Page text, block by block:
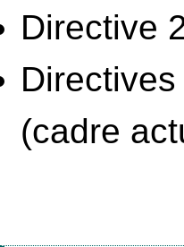
Directive
(cadre